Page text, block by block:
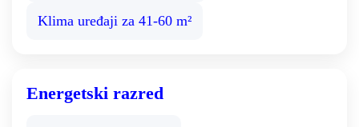
Klima uređaji za 41-60 m²
Energetski razred